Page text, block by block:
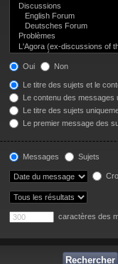
Oui Non
Le titre des sujets et le
Le contenu des messages
Le titre des sujets
Le premier message des
Messages Sujets
caractères des